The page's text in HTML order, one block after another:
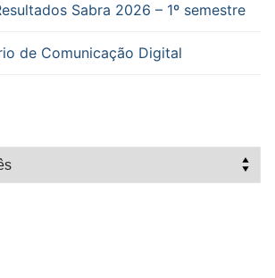
Sabra 2026 – 1º semestre
de Comunicação Digital